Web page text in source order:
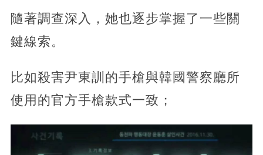
隨著調查深入，她也逐步掌握了一些關
鍵線索。
比如殺害尹東訓的手槍與韓國警察廳所
使用的官方手槍款式一致；